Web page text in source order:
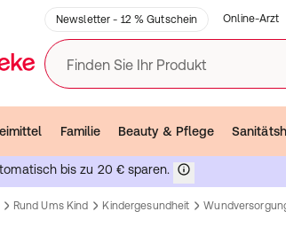
Newsletter - 12 % Gutschein Online-Arzt
Finden Sie Ihr Produkt
Familie Beauty & Pflege
bis zu 20 € sparen.
Rund Ums Kind Kindergesundheit